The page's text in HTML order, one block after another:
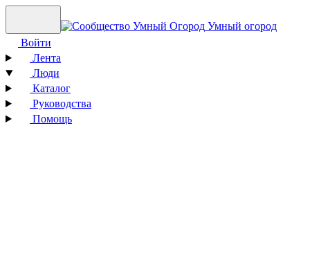
Умный огород
Войти
Лента
Люди
Каталог
Руководства
Помощь